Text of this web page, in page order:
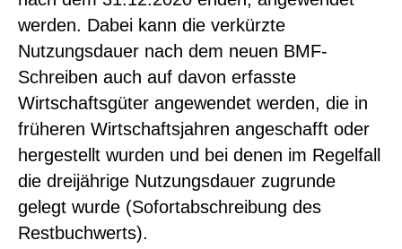
werden. Dabei kann die verkürzte
Nutzungsdauer nach dem neuen BMF-
Schreiben auch auf davon erfasste
Wirtschaftsgüter angewendet werden, die in
früheren Wirtschaftsjahren angeschafft oder
hergestellt wurden und bei denen im Regelfall
die dreijährige Nutzungsdauer zugrunde
gelegt wurde (Sofortabschreibung des
Restbuchwerts).